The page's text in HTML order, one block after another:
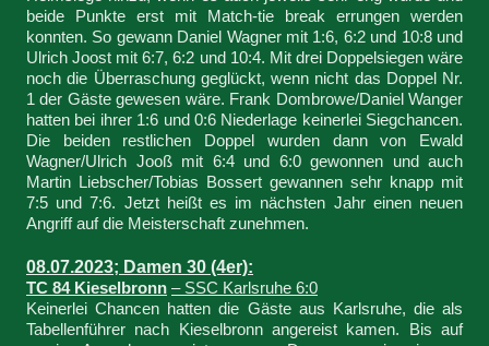
beide Punkte erst mit Match-tie break errungen werden
konnten. So gewann Daniel Wagner mit 1:6, 6:2 und 10:8 und
Ulrich Joost mit 6:7, 6:2 und 10:4. Mit drei Doppelsiegen wäre
noch die Überraschung geglückt, wenn nicht das Doppel Nr.
1 der Gäste gewesen wäre. Frank Dombrowe/Daniel Wanger
hatten bei ihrer 1:6 und 0:6 Niederlage keinerlei Siegchancen.
Die beiden restlichen Doppel wurden dann von Ewald
Wagner/Ulrich Jooß mit 6:4 und 6:0 gewonnen und auch
Martin Liebscher/Tobias Bossert gewannen sehr knapp mit
7:5 und 7:6. Jetzt heißt es im nächsten Jahr einen neuen
Angriff auf die Meisterschaft zunehmen.
08.07.2023; Damen 30 (4er):
TC 84 Kieselbronn – SSC Karlsruhe 6:0
Keinerlei Chancen hatten die Gäste aus Karlsruhe, die als
Tabellenführer nach Kieselbronn angereist kamen. Bis auf